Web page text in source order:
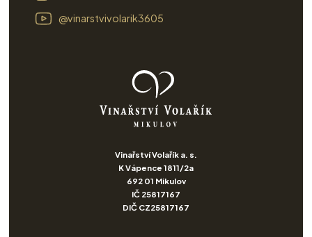
@vinarstvivolarik3605
Vinařství Volařík a. s.
K Vápence 1811/2a
692 01 Mikulov
IČ 25817167
DIČ CZ25817167